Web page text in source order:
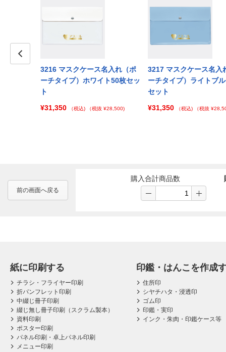
3216 マスクケース名入れ（ポ
ーチタイプ）ホワイト50枚セッ
ト
¥31,350
（税込) （税抜 ¥28,500)
3217 マスクケース名入
ーチタイプ）ライトブ
セット
¥31,350
（税込) （税抜
前の画面へ戻る
購入合計商品数
紙に印刷する
チラシ・フライヤー印刷
折パンフレット印刷
中綴じ冊子印刷
綴じ無し冊子印刷（スクラム製本）
資料印刷
ポスター印刷
パネル印刷・卓上パネル印刷
メニュー印刷
印鑑・はんこを作成
住所印
シヤチハタ・浸透印
ゴム印
印鑑・実印
インク・朱肉・印鑑ケース等